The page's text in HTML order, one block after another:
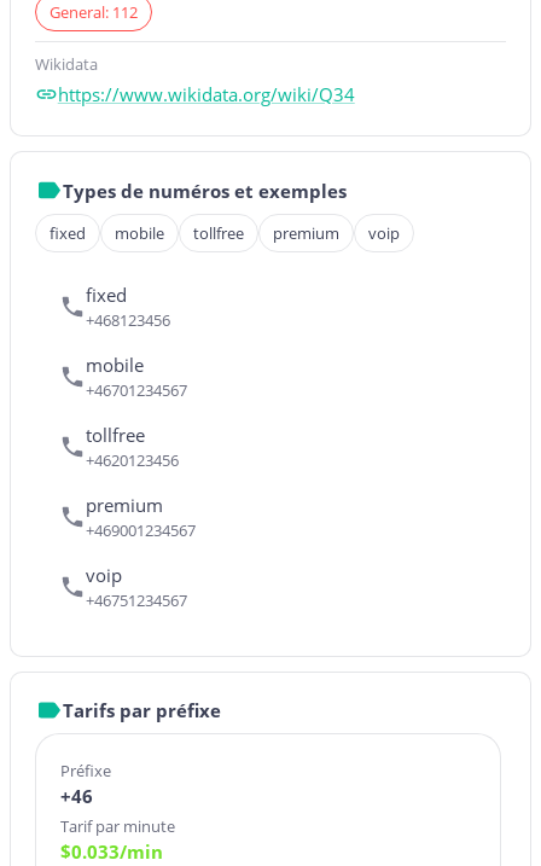
General: 112
Wikidata
https://www.wikidata.org/wiki/Q34
Types de numéros et exemples
fixed mobile tollfree premium voip
fixed
+468123456
mobile
+46701234567
tollfree
+4620123456
premium
+469001234567
voip
+46751234567
Tarifs par préfixe
Préfixe
+46
Tarif par minute
$0.033/min